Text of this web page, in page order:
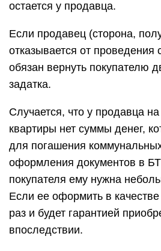
остается у продавца.
Если продавец (сторона,
отказывается от проведения
обязан вернуть покупателю
задатка.
Случается, что у продавца
квартиры нет суммы денег,
для погашения
оформления документов в
покупателя ему нужна
Если ее оформить в качестве
раз и будет гарантией
впоследствии.